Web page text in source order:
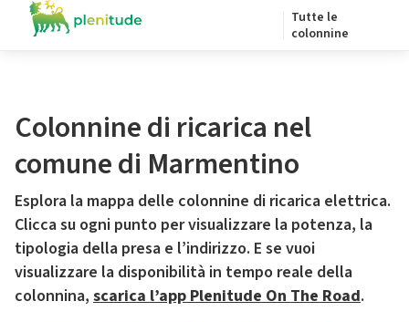
Tutte le
colonnine
Colonnine di ricarica nel
comune di Marmentino
Esplora la mappa delle colonnine di ricarica elettrica.
Clicca su ogni punto per visualizzare la potenza, la
tipologia della presa e l’indirizzo. E se vuoi
visualizzare la disponibilità in tempo reale della
colonnina, scarica l’app Plenitude On The Road.